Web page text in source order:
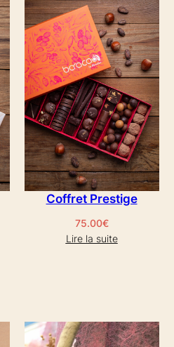
Coffret Prestige
75.00€
Lire la suite